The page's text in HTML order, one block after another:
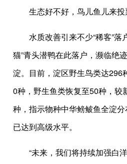
生态好不好，鸟儿鱼儿来投
水质改善引来不少“稀客”
猫”青头潜鸭在此落户，濒临绝
淀。目前，淀区野生鸟类达296
0种，野生鱼类恢复至50种，较
种，指示物种中华鳑鲏鱼全淀
已达到高级水平。
“未来，我们将持续加强白